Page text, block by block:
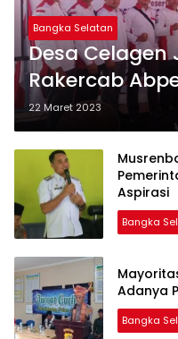
Bangka Selatan
Desa Celagen
Rakercab
22 Maret 2023
Aspirasi
Bangka
Adanya
Bangka